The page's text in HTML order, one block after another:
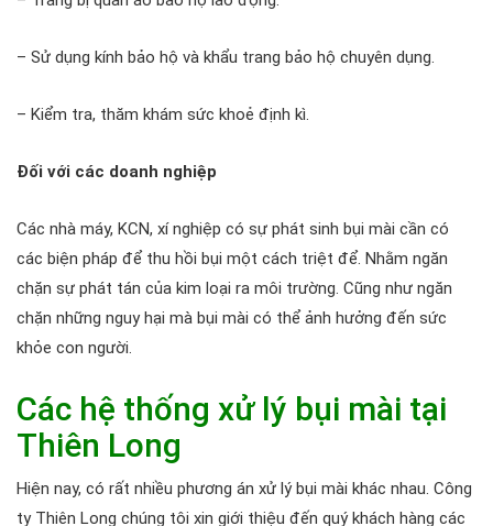
– Sử dụng kính bảo hộ và khẩu trang bảo hộ chuyên dụng.
– Kiểm tra, thăm khám sức khoẻ định kì.
Đối với các doanh nghiệp
Các nhà máy, KCN, xí nghiệp có sự phát sinh bụi mài cần có
các biện pháp để thu hồi bụi một cách triệt để. Nhằm ngăn
chặn sự phát tán của kim loại ra môi trường. Cũng như ngăn
chặn những nguy hại mà bụi mài có thể ảnh hưởng đến sức
khỏe con người.
Các hệ thống xử lý bụi mài tại
Thiên Long
Hiện nay, có rất nhiều phương án xử lý bụi mài khác nhau. Công
ty Thiên Long chúng tôi xin giới thiệu đến quý khách hàng các